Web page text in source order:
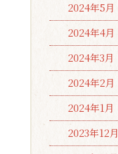
2024年5月
2024年4月
2024年3月
2024年2月
2024年1月
2023年12月